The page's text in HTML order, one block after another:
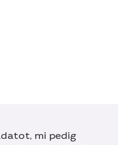
mi pedig